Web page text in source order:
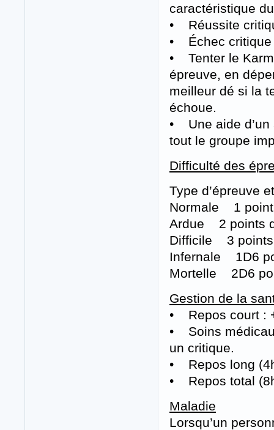
caractéristique
• Réussite
• Échec critique
• Tenter le
épreuve, en
meilleur dé si la
échoue.
• Une aide d’un
tout le groupe
Difficulté des
Type d’épreuve
Normale 1 point
Ardue 2 points
Difficile 3 points
Infernale 1D6
Mortelle 2D6
Gestion de la
• Repos court :
• Soins
un critique.
• Repos long
• Repos total
Maladie
Lorsqu’un